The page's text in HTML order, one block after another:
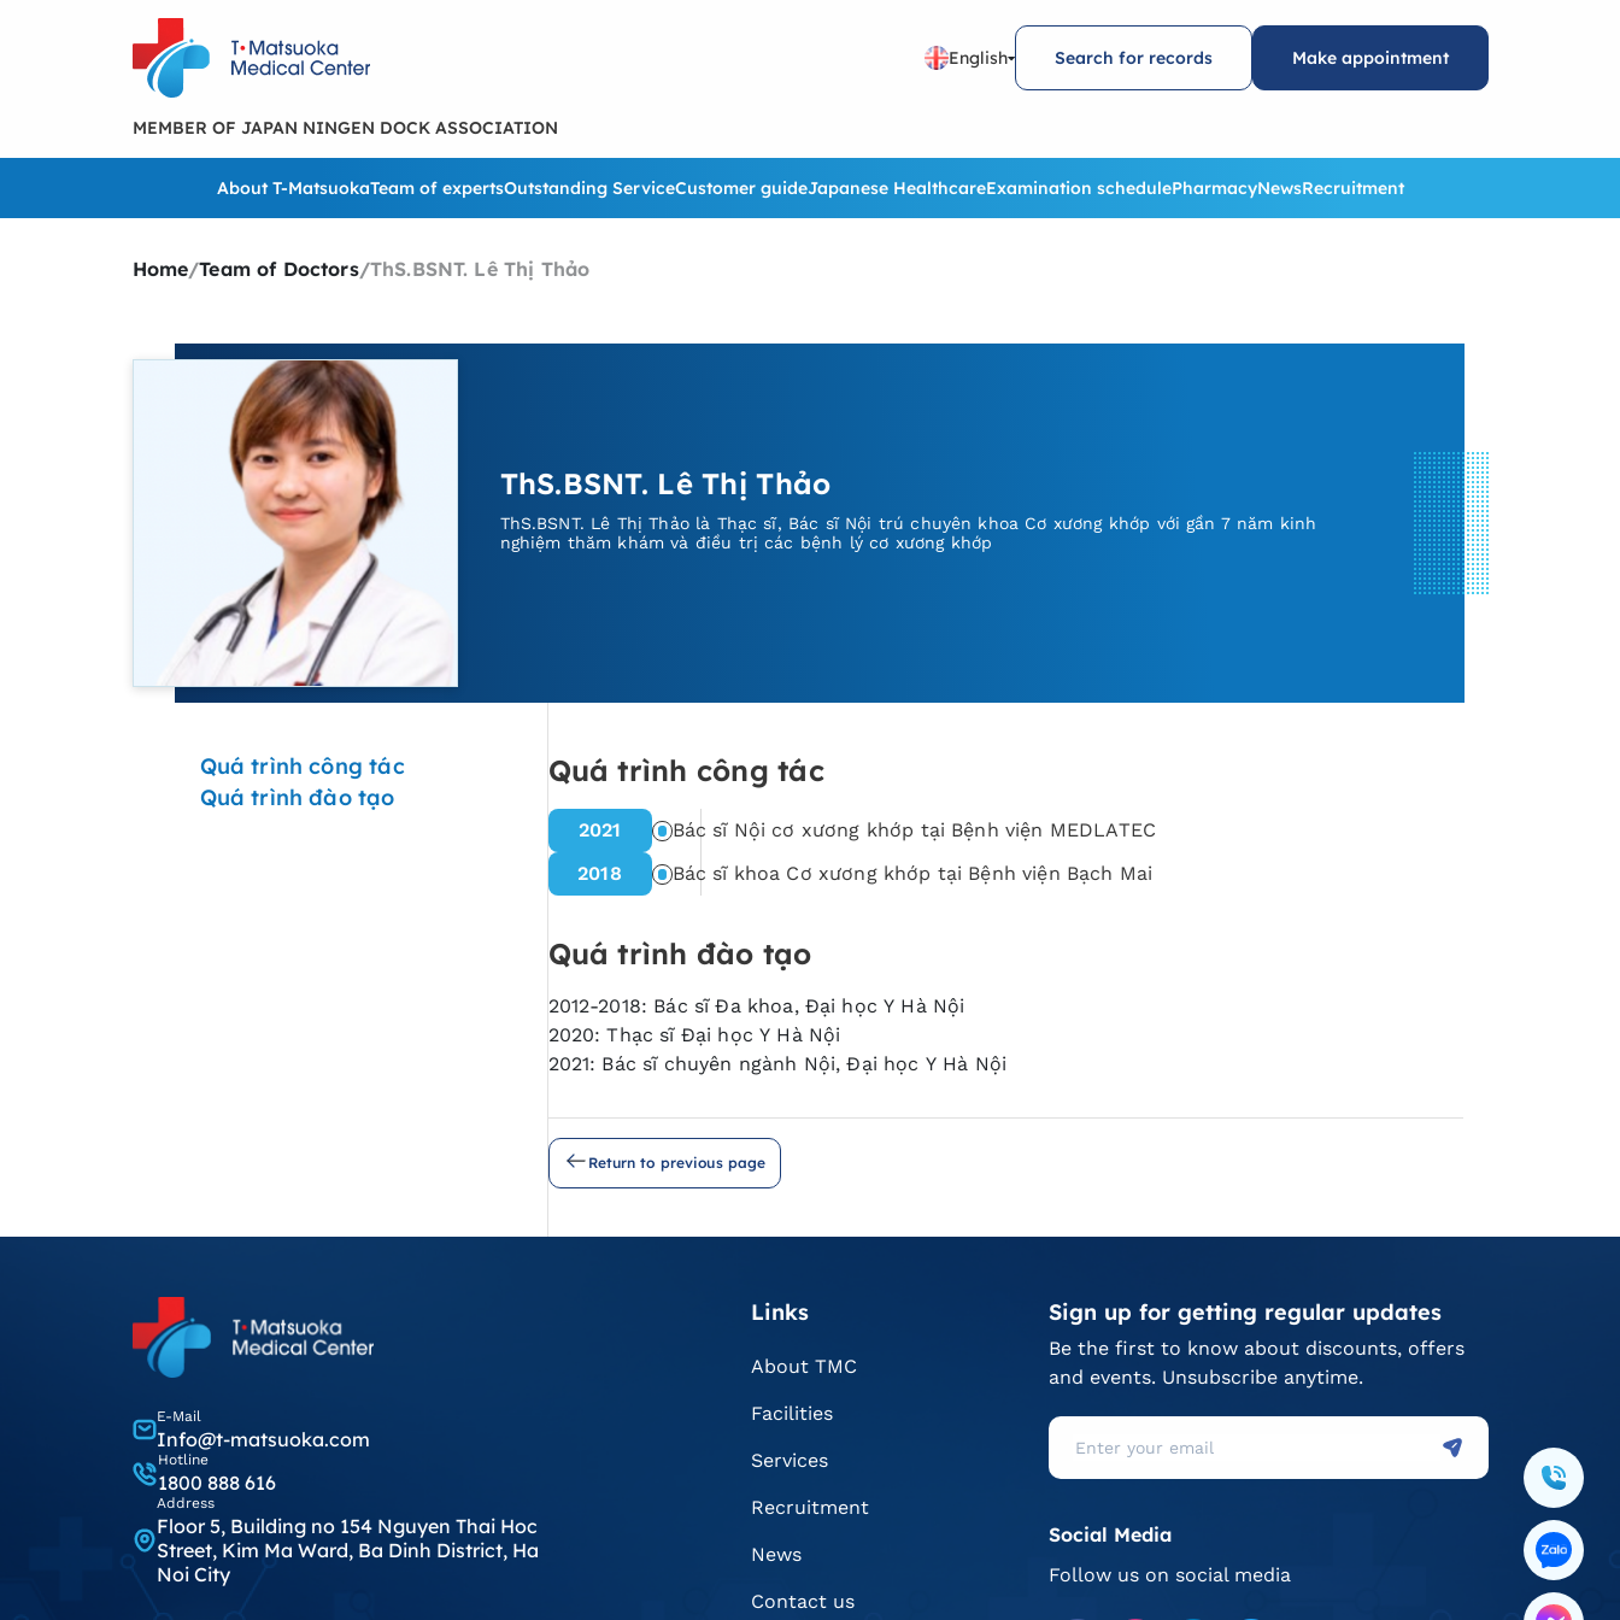
English Search for records Make appointment
MEMBER OF JAPAN NINGEN DOCK ASSOCIATION
About T-MatsuokaTeam of expertsOutstanding ServiceCustomer guideJapanese HealthcareExamination schedulePharmacyNewsRecruitment
Home/Team of Doctors/ThS.BSNT. Lê Thị Thảo
ThS.BSNT. Lê Thị Thảo
ThS.BSNT. Lê Thị Thảo là Thạc sĩ, Bác sĩ Nội trú chuyên khoa Cơ xương khớp với gần 7 năm kinh
nghiệm thăm khám và điều trị các bệnh lý cơ xương khớp
Quá trình công tác
Quá trình đào tạo
Quá trình công tác
2021
Bác sĩ Nội cơ xương khớp tại Bệnh viện MEDLATEC
2018
Bác sĩ khoa Cơ xương khớp tại Bệnh viện Bạch Mai
Quá trình đào tạo
2012-2018: Bác sĩ Đa khoa, Đại học Y Hà Nội
2020: Thạc sĩ Đại học Y Hà Nội
2021: Bác sĩ chuyên ngành Nội, Đại học Y Hà Nội
Return to previous page
E-Mail
Info@t-matsuoka.com
Hotline
1800 888 616
Address
Floor 5, Building no 154 Nguyen Thai Hoc
Street, Kim Ma Ward, Ba Dinh District, Ha
Noi City
Links
About TMC
Facilities
Services
Recruitment
News
Contact us
Sign up for getting regular updates
Be the first to know about discounts, offers
and events. Unsubscribe anytime.
Social Media
Follow us on social media